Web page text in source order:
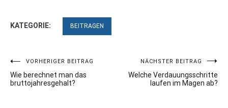
KATEGORIE: BEITRAGEN
Beitragsnavigation
VORHERIGER BEITRAG
Wie berechnet man das
bruttojahresgehalt?
NÄCHSTER BEITRAG
Welche Verdauungsschritte
laufen im Magen ab?